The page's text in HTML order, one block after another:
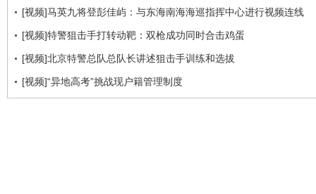
[视频]马英九将登彭佳屿：与东海南海海巡指挥中心进行视频连线
[视频]特警狙击手打转动靶：双枪成功同时合击鸡蛋
[视频]北京特警总队总队长讲述狙击手训练和选拔
[视频]“异地高考”挑战现户籍管理制度